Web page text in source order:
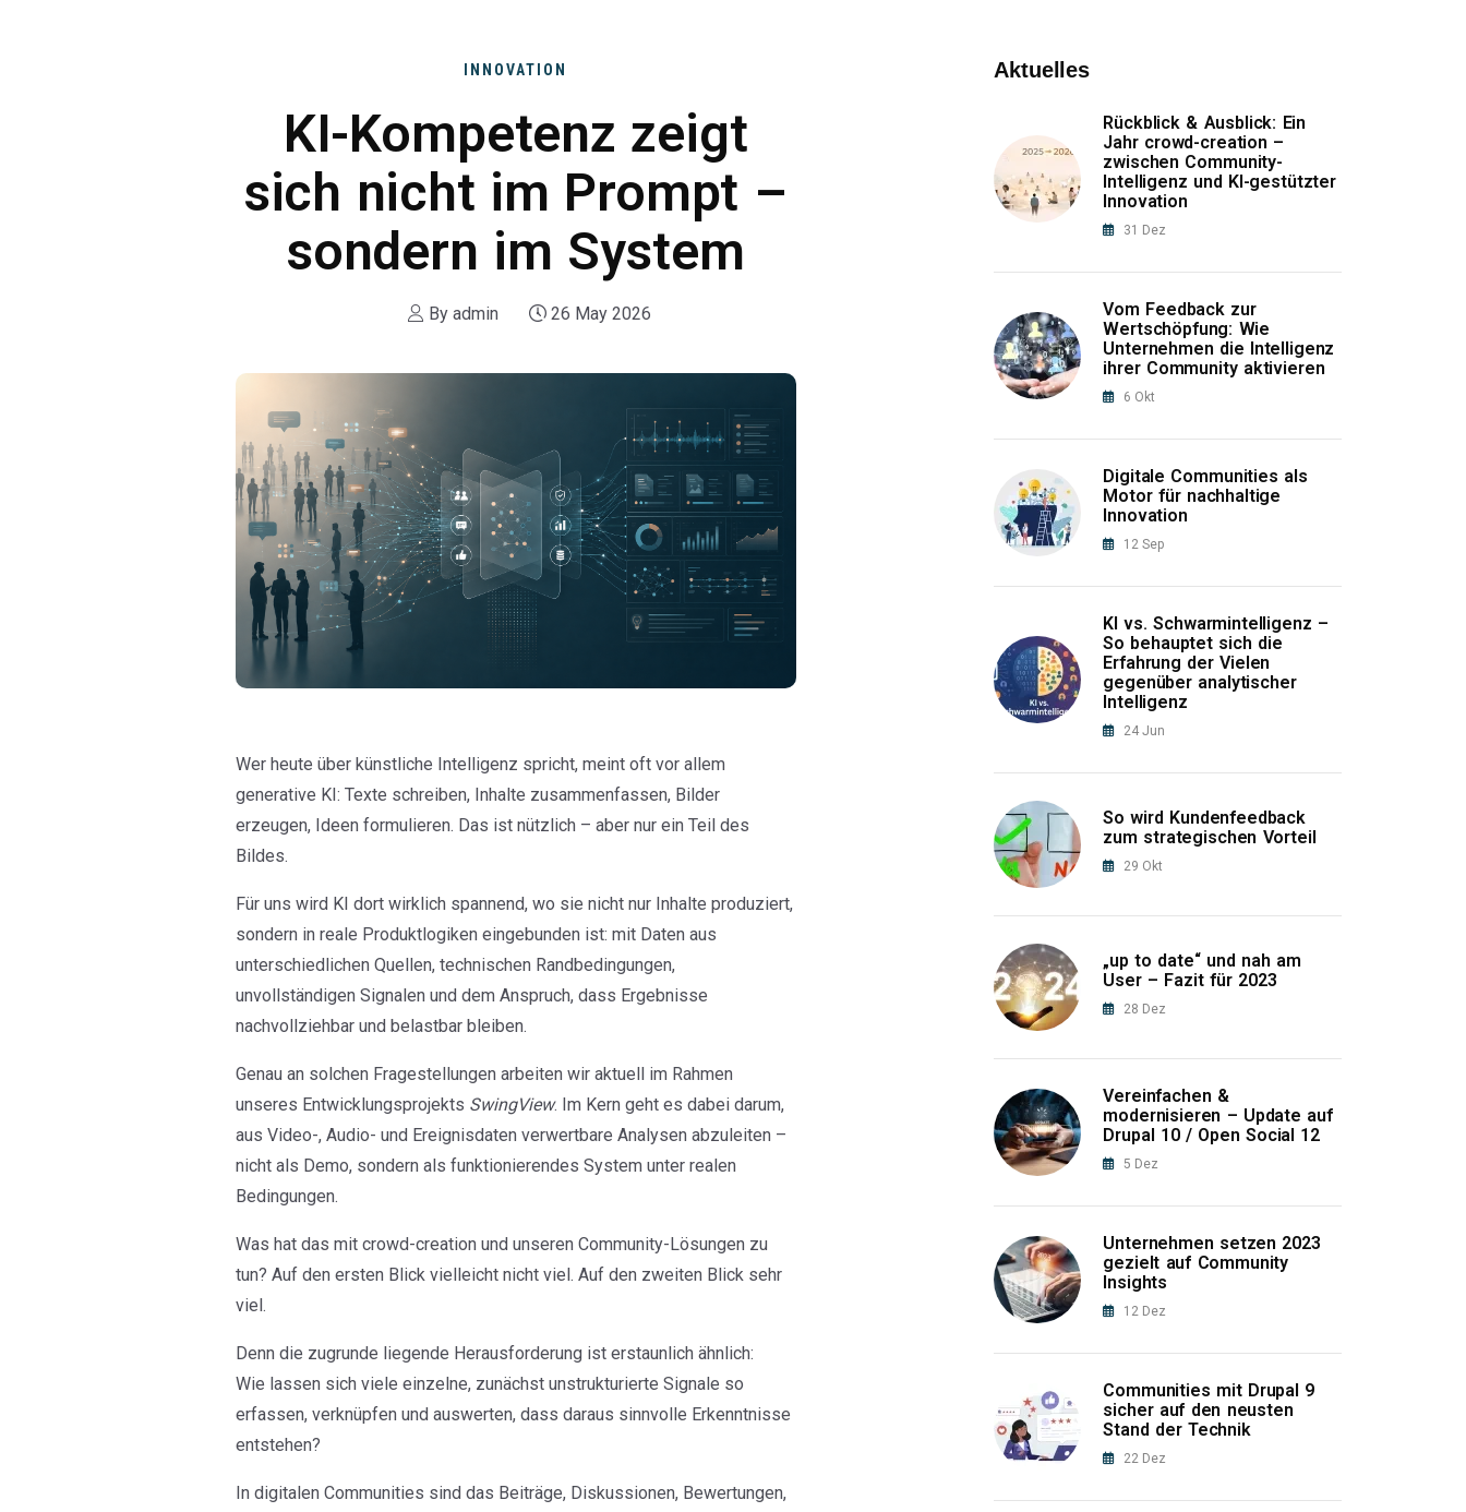
INNOVATION
KI-Kompetenz zeigt
sich nicht im Prompt –
sondern im System
By admin 26 May 2026
Wer heute über künstliche Intelligenz spricht, meint oft vor allem
generative KI: Texte schreiben, Inhalte zusammenfassen, Bilder
erzeugen, Ideen formulieren. Das ist nützlich – aber nur ein Teil des
Bildes.
Für uns wird KI dort wirklich spannend, wo sie nicht nur Inhalte produziert,
sondern in reale Produktlogiken eingebunden ist: mit Daten aus
unterschiedlichen Quellen, technischen Randbedingungen,
unvollständigen Signalen und dem Anspruch, dass Ergebnisse
nachvollziehbar und belastbar bleiben.
Genau an solchen Fragestellungen arbeiten wir aktuell im Rahmen
unseres Entwicklungsprojekts SwingView. Im Kern geht es dabei darum,
aus Video-, Audio- und Ereignisdaten verwertbare Analysen abzuleiten –
nicht als Demo, sondern als funktionierendes System unter realen
Bedingungen.
Was hat das mit crowd-creation und unseren Community-Lösungen zu
tun? Auf den ersten Blick vielleicht nicht viel. Auf den zweiten Blick sehr
viel.
Denn die zugrunde liegende Herausforderung ist erstaunlich ähnlich:
Wie lassen sich viele einzelne, zunächst unstrukturierte Signale so
erfassen, verknüpfen und auswerten, dass daraus sinnvolle Erkenntnisse
entstehen?
In digitalen Communities sind das Beiträge, Diskussionen, Bewertungen,
Aktuelles
Rückblick & Ausblick: Ein
Jahr crowd-creation –
zwischen Community-
Intelligenz und KI-gestützter
Innovation
31 Dez
Vom Feedback zur
Wertschöpfung: Wie
Unternehmen die Intelligenz
ihrer Community aktivieren
6 Okt
Digitale Communities als
Motor für nachhaltige
Innovation
12 Sep
KI vs. Schwarmintelligenz –
So behauptet sich die
Erfahrung der Vielen
gegenüber analytischer
Intelligenz
24 Jun
So wird Kundenfeedback
zum strategischen Vorteil
29 Okt
„up to date“ und nah am
User – Fazit für 2023
28 Dez
Vereinfachen &
modernisieren – Update auf
Drupal 10 / Open Social 12
5 Dez
Unternehmen setzen 2023
gezielt auf Community
Insights
12 Dez
Communities mit Drupal 9
sicher auf den neusten
Stand der Technik
22 Dez